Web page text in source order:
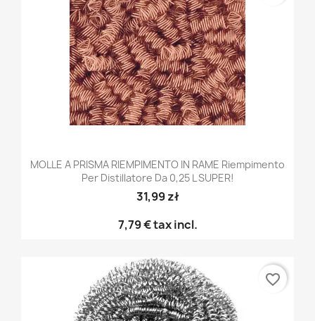
MOLLE A PRISMA RIEMPIMENTO IN RAME Riempimento
Per Distillatore Da 0,25 L SUPER!
31,99 zł
7,79 €tax incl.
favorite_border